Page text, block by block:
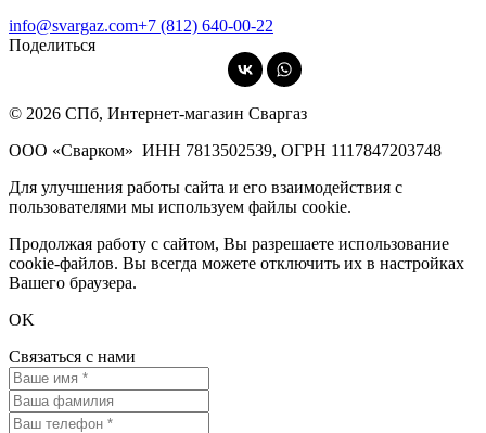
info@svargaz.com+7 (812) 640‑00‑22
Поделиться
© 2026 СПб, Интернет-магазин Сваргаз
ООО «Сварком» ИНН 7813502539, ОГРН 1117847203748
Для улучшения работы сайта и его взаимодействия с
пользователями мы используем файлы cookie.
Продолжая работу с сайтом, Вы разрешаете использование
cookie-файлов. Вы всегда можете отключить их в настройках
Вашего браузера.
OK
Связаться с нами